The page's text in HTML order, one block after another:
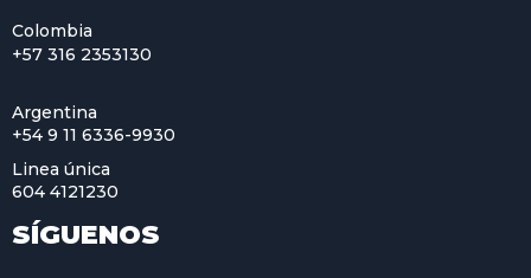
Colombia
+57 316 2353130
Argentina
+54 9 11 6336-9930
Linea única
604 4121230
SÍGUENOS